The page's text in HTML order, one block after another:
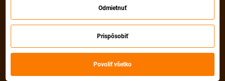
Odmietnuť
Prispôsobiť
Povoliť všetko